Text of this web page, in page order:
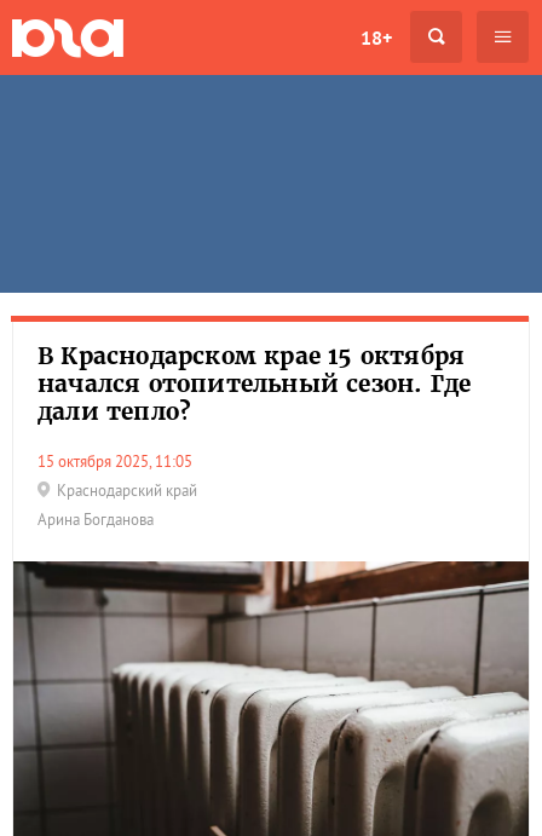
18+
В Краснодарском крае 15 октября
начался отопительный сезон. Где
дали тепло?
15 октября 2025, 11:05
Краснодарский край
Арина Богданова